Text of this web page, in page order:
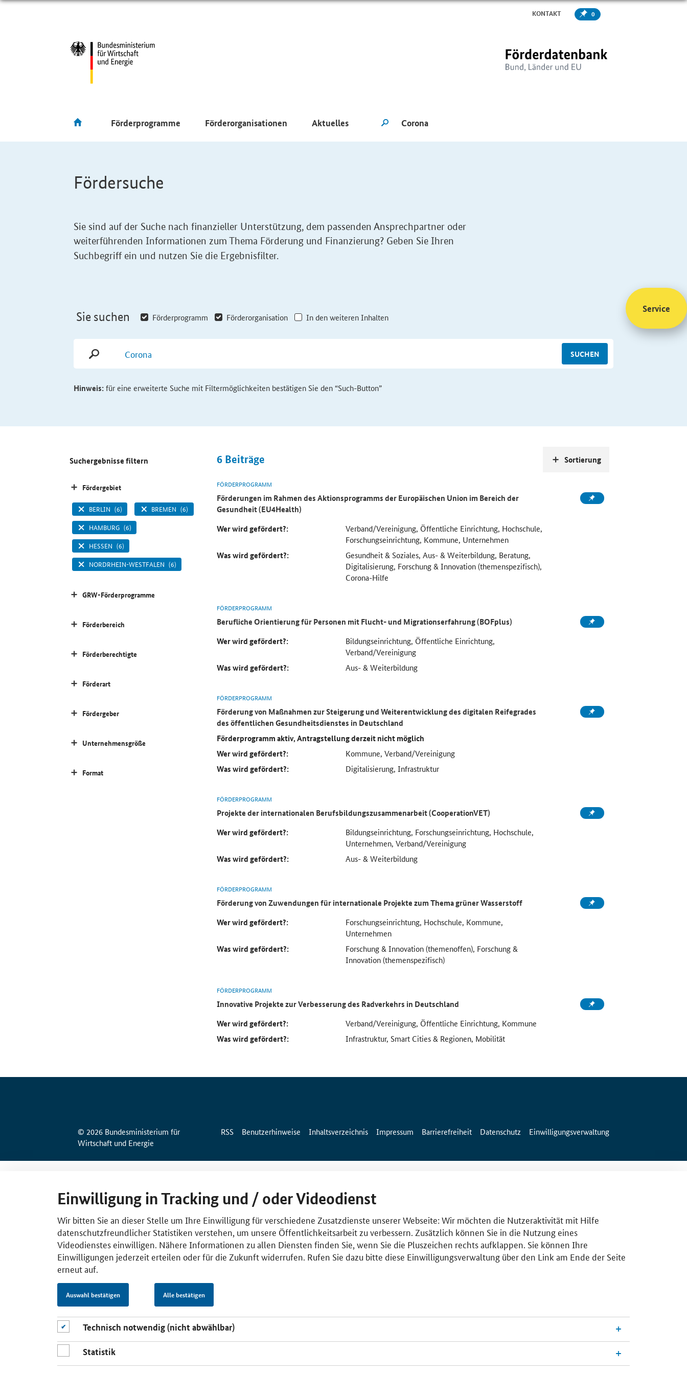
KONTAKT 0
Förderprogramme Förderorganisationen Aktuelles
Fördersuche
Sie sind auf der Suche nach finanzieller Unterstützung, dem passenden Ansprechpartner oder
weiterführenden Informationen zum Thema Förderung und Finanzierung? Geben Sie Ihren
Suchbegriff ein und nutzen Sie die Ergebnisfilter.
Sie suchen Förderprogramm Förderorganisation In den weiteren Inhalten
SUCHEN
Hinweis:für eine erweiterte Suche mit Filtermöglichkeiten bestätigen Sie den “Such-Button”
6 Beiträge
FÖRDERPROGRAMM
Förderungen im Rahmen des Aktionsprogramms der Europäischen Union im Bereich der
Gesundheit (EU4Health)
Wer wird gefördert?:
Verband/Vereinigung, Öffentliche Einrichtung, Hochschule,
Forschungseinrichtung, Kommune, Unternehmen
Was wird gefördert?:
Gesundheit & Soziales, Aus- & Weiterbildung, Beratung,
Digitalisierung, Forschung & Innovation (themenspezifisch),
Corona-Hilfe
FÖRDERPROGRAMM
Berufliche Orientierung für Personen mit Flucht- und Migrationserfahrung (BOFplus)
Wer wird gefördert?:
Bildungseinrichtung, Öffentliche Einrichtung,
Verband/Vereinigung
Was wird gefördert?: Aus- & Weiterbildung
FÖRDERPROGRAMM
Förderung von Maßnahmen zur Steigerung und Weiterentwicklung des digitalen Reifegrades
des öffentlichen Gesundheitsdienstes in Deutschland
Förderprogramm aktiv, Antragstellung derzeit nicht möglich
Wer wird gefördert?:
Kommune, Verband/Vereinigung
Was wird gefördert?: Digitalisierung, Infrastruktur
FÖRDERPROGRAMM
Projekte der internationalen Berufsbildungszusammenarbeit (CooperationVET)
Wer wird gefördert?:
Bildungseinrichtung, Forschungseinrichtung, Hochschule,
Unternehmen, Verband/Vereinigung
Was wird gefördert?: Aus- & Weiterbildung
FÖRDERPROGRAMM
Förderung von Zuwendungen für internationale Projekte zum Thema grüner Wasserstoff
Wer wird gefördert?:
Forschungseinrichtung, Hochschule, Kommune,
Unternehmen
Was wird gefördert?:
Forschung & Innovation (themenoffen), Forschung &
Innovation (themenspezifisch)
FÖRDERPROGRAMM
Innovative Projekte zur Verbesserung des Radverkehrs in Deutschland
Wer wird gefördert?:
Verband/Vereinigung, Öffentliche Einrichtung, Kommune
Was wird gefördert?: Infrastruktur, Smart Cities & Regionen, Mobilität
Sortierung
Suchergebnisse filtern
Fördergebiet
BERLIN (6) BREMEN (6)
HAMBURG (6)
HESSEN (6)
NORDRHEIN-WESTFALEN (6)
GRW-Förderprogramme
Förderbereich
Förderberechtigte
Förderart
Fördergeber
Unternehmensgröße
Format
Service
© 2026 Bundesministerium für
Wirtschaft und Energie
RSS Benutzerhinweise Inhaltsverzeichnis Impressum Barrierefreiheit Datenschutz Einwilligungsverwaltung
Einwilligung in Tracking und / oder Videodienst
Wir bitten Sie an dieser Stelle um Ihre Einwilligung für verschiedene Zusatzdienste unserer Webseite: Wir möchten die Nutzeraktivität mit Hilfe
datenschutzfreundlicher Statistiken verstehen, um unsere Öffentlichkeitsarbeit zu verbessern. Zusätzlich können Sie in die Nutzung eines
Videodienstes einwilligen. Nähere Informationen zu allen Diensten finden Sie, wenn Sie die Pluszeichen rechts aufklappen. Sie können Ihre
Einwilligungen jederzeit erteilen oder für die Zukunft widerrufen. Rufen Sie dazu bitte diese Einwilligungsverwaltung über den Link am Ende der Seite
erneut auf.
Auswahl bestätigen Alle bestätigen
Technisch notwendig (nicht abwählbar)
Statistik